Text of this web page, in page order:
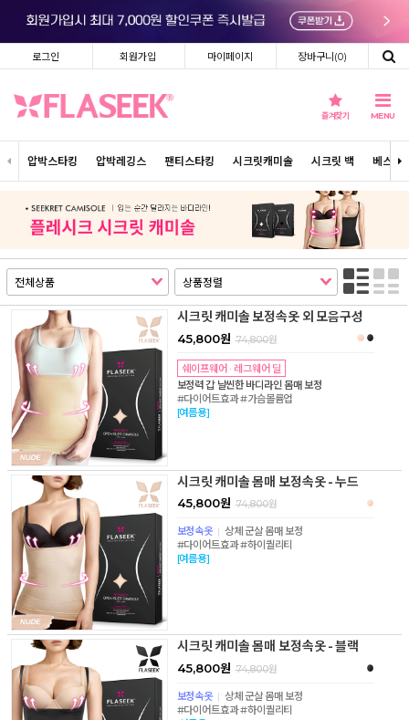
로그인 회원가입 마이페이지 장바구니(0)
즐겨찾기 MENU
압박스타킹 압박레깅스 팬티스타킹 시크릿캐미솔 시크릿 백 베스트
시크릿 캐미솔 보정속옷 외 모음구성
45,800원 74,800원
쉐이프웨어 · 레그웨어 딜
보정력 갑 날씬한 바디라인 몸매 보정
#다이어트효과 #가슴볼륨업
[여름용]
시크릿 캐미솔 몸매 보정속옷 - 누드
45,800원 74,800원
보정속옷 | 상체 군살 몸매 보정
#다이어트효과 #하이퀄리티
[여름용]
시크릿 캐미솔 몸매 보정속옷 - 블랙
45,800원 74,800원
보정속옷 | 상체 군살 몸매 보정
#다이어트효과 #하이퀄리티